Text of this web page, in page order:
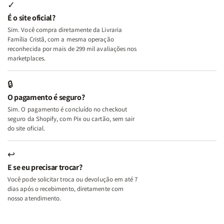
e
Deus
+
A
Mulher
Lar
+
A
Lar
✓
É o site oficial?
Sim. Você compra diretamente da Livraria
Família Cristã, com a mesma operação
reconhecida por mais de 299 mil avaliações nos
marketplaces.
🔒
O pagamento é seguro?
Sim. O pagamento é concluído no checkout
seguro da Shopify, com Pix ou cartão, sem sair
do site oficial.
↩
E se eu precisar trocar?
Você pode solicitar troca ou devolução em até 7
dias após o recebimento, diretamente com
nosso atendimento.